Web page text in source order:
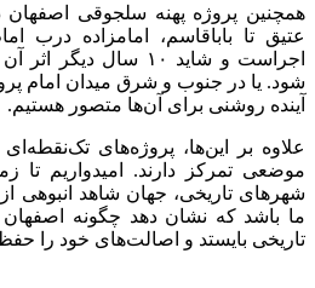
همچنین پروژه پهنه سلجوقی اصفهان
عتیق تا باباقاسم، امامزاده درب
اجراست و شاید ۱۰ سال
شود. یا در جنوب و شرق میدان امام
آینده روشنی برای آن‌ها متصور هستیم.
علاوه بر این‌ها، پروژه‌های
موضعی تمرکز دارند. امیدواریم تا
شهرهای تاریخی، جهان شاهد انبوهی
ما باشد که نشان دهد چگونه اصفهان
تاریخی بایستد و اصالت‌های خود را